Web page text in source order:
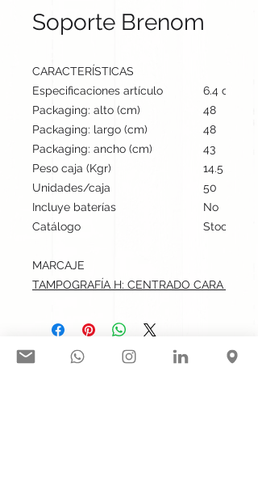
Soporte Brenom
CARACTERÍSTICAS
Especificaciones artículo
6.4 cm /
Packaging: alto (cm)
48
Packaging: largo (cm)
48
Packaging: ancho (cm)
43
Peso caja (Kgr)
14.5
Unidades/caja
50
Incluye baterías
No
Catálogo
Stock
MARCAJE
TAMPOGRAFÍA H: CENTRADO CARA
Síguenos en nuestras redes